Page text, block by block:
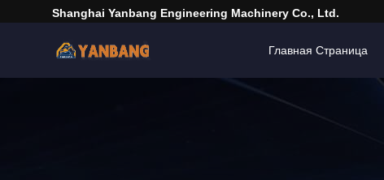
Shanghai Yanbang Engineering Machinery Co., Ltd.
Главная Страница